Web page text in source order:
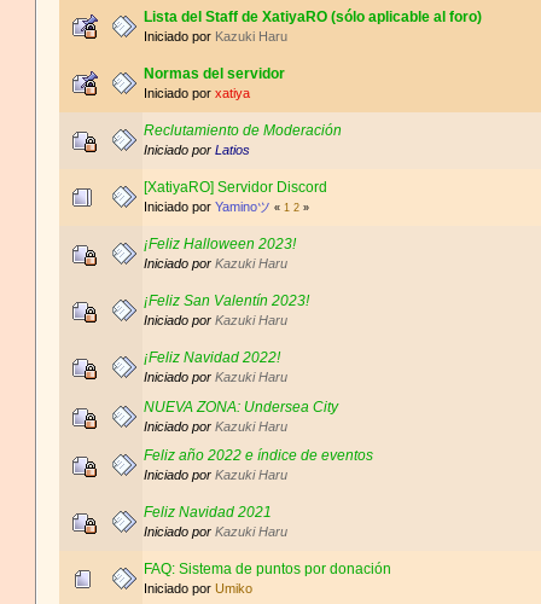
Lista del Staff de XatiyaRO (sólo aplicable al foro)
Iniciado por Kazuki Haru
Normas del servidor
Iniciado porxatiya
Reclutamiento de Moderación
Iniciado porLatios
[XatiyaRO] Servidor Discord
Iniciado porYaminoツ «1 2 »
¡Feliz Halloween 2023!
Iniciado porKazuki Haru
¡Feliz San Valentín 2023!
Iniciado porKazuki Haru
¡Feliz Navidad 2022!
Iniciado porKazuki Haru
NUEVA ZONA: Undersea City
Iniciado porKazuki Haru
Feliz año 2022 e índice de eventos
Iniciado porKazuki Haru
Feliz Navidad 2021
Iniciado porKazuki Haru
FAQ: Sistema de puntos por donación
Iniciado porUmiko